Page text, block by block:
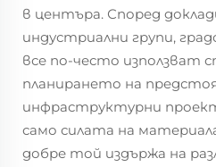
в центъра. Според
индустриални групи,
все по-често използват
планирането на
инфраструктурни
само силата на
добре той издържа на